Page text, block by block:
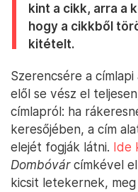
kint a cikk, arra a
hogy a cikkből
kitételt.
Szerencsére a
elől se vész el
címlapról: ha
keresőjében, a cím
elejét fogják látni. Ide
Dombóvárcímkével
kicsit letekernek,